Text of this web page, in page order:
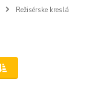
Režisérske kreslá